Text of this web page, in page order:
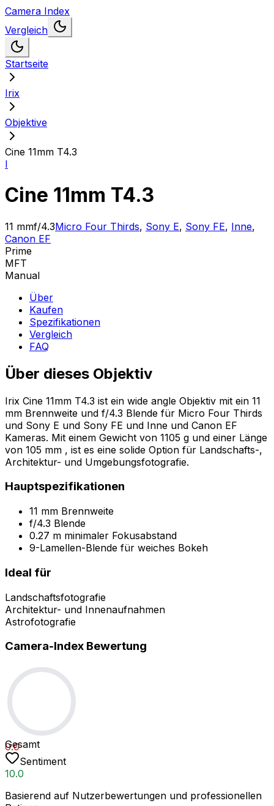
Camera Index
Vergleich
Startseite
Irix
Objektive
Cine 11mm T4.3
I
Cine 11mm T4.3
11 mmf/4.3Micro Four Thirds, Sony E, Sony FE, Inne,
Canon EF
Prime
MFT
Manual
Über
Kaufen
Spezifikationen
Vergleich
FAQ
Über dieses Objektiv
Irix Cine 11mm T4.3 ist ein wide angle Objektiv mit ein 11
mm Brennweite und f/4.3 Blende für Micro Four Thirds
und Sony E und Sony FE und Inne und Canon EF
Kameras. Mit einem Gewicht von 1105 g und einer Länge
von 105 mm , ist es eine solide Option für Landschafts-,
Architektur- und Umgebungsfotografie.
Hauptspezifikationen
11 mm Brennweite
f/4.3 Blende
0.27 m minimaler Fokusabstand
9-Lamellen-Blende für weiches Bokeh
Ideal für
Landschaftsfotografie
Architektur- und Innenaufnahmen
Astrofotografie
Camera-Index Bewertung
0.0
Gesamt
Sentiment
10.0
Basierend auf Nutzerbewertungen und professionellen